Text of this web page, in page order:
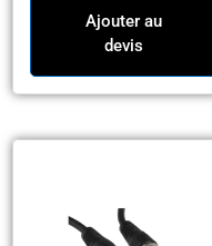
Ajouter au
devis